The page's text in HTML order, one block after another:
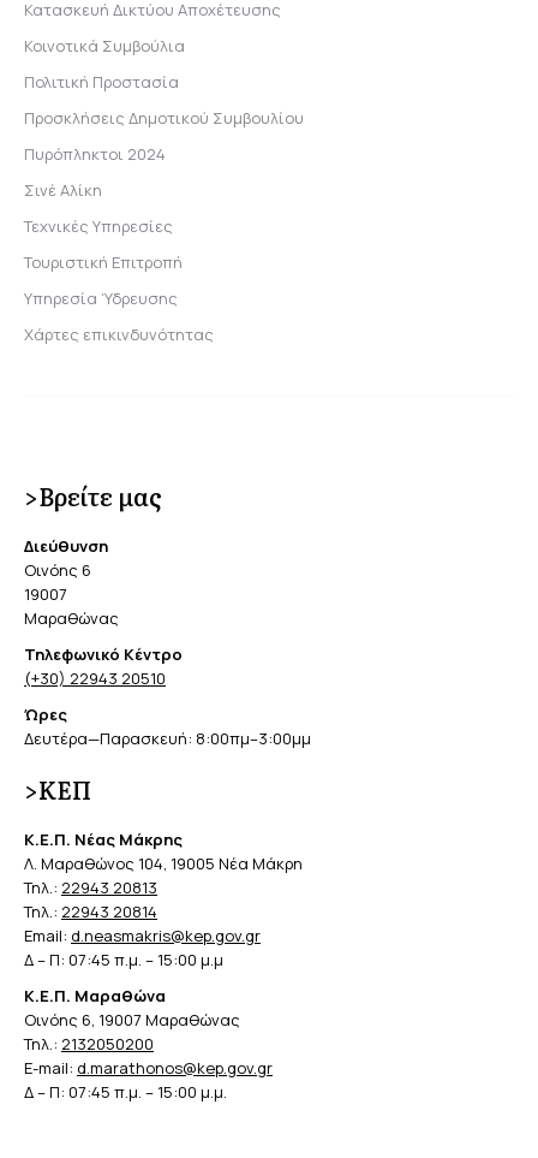
Κατασκευή Δικτύου Αποχέτευσης
Κοινοτικά Συμβούλια
Πολιτική Προστασία
Προσκλήσεις Δημοτικού Συμβουλίου
Πυρόπληκτοι 2024
Σινέ Αλίκη
Τεχνικές Υπηρεσίες
Τουριστική Επιτροπή
Υπηρεσία Ύδρευσης
Χάρτες επικινδυνότητας
>Βρείτε μας
Διεύθυνση
Οινόης 6
19007
Μαραθώνας
Τηλεφωνικό Κέντρο
(+30) 22943 20510
Ώρες
Δευτέρα—Παρασκευή: 8:00πμ–3:00μμ
>ΚΕΠ
Κ.Ε.Π. Νέας Μάκρης
Λ. Μαραθώνος 104, 19005 Νέα Μάκρη
Τηλ.: 22943 20813
Τηλ.: 22943 20814
Email: d.neasmakris@kep.gov.gr
Δ – Π: 07:45 π.μ. – 15:00 μ.μ
Κ.Ε.Π. Μαραθώνα
Οινόης 6, 19007 Μαραθώνας
Τηλ.: 2132050200
E-mail: d.marathonos@kep.gov.gr
Δ – Π: 07:45 π.μ. – 15:00 μ.μ.